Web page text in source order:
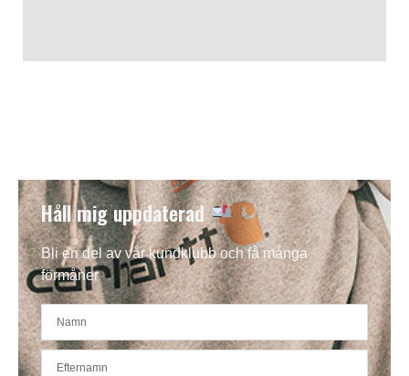
Håll mig uppdaterad
Bli en del av vår kundklubb och få många
förmåner